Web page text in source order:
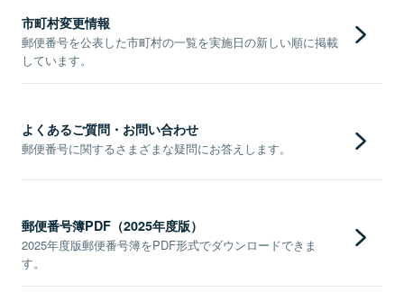
市町村変更情報
郵便番号を公表した市町村の一覧を実施日の新しい順に掲載
しています。
よくあるご質問・お問い合わせ
郵便番号に関するさまざまな疑問にお答えします。
郵便番号簿PDF（2025年度版）
2025年度版郵便番号簿をPDF形式でダウンロードできま
す。